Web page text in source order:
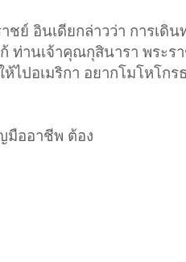
ย์ อินเดียกล่าวว่า การเดิน
ท่านเจ้าคุณกุสินารา พระร
ไปอเมริกา อยากโมโหโกร
มืออาชีพ ต้อง